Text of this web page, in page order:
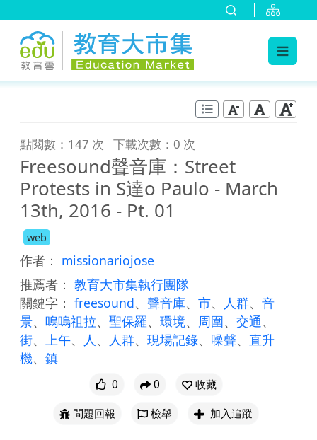
點閱數：147 次 下載次數：0 次
Freesound聲音庫：Street
Protests in S達o Paulo - March
13th, 2016 - Pt. 01
web
作者： missionariojose
推薦者： 教育大市集執行團隊
關鍵字： freesound、 聲音庫、 市、 人群、 音
景、 嗚嗚祖拉、 聖保羅、 環境、 周圍、 交通、
街、 上午、 人 、 人群、 現場記錄、 噪聲、 直升
機、 鎮
0 0
收藏
問題回報
檢舉 加入追蹤